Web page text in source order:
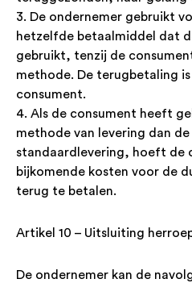
3. De ondernemer gebruikt
hetzelfde betaalmiddel dat
gebruikt, tenzij de
methode. De terugbetaling
consument.
4. Als de consument heeft
methode van levering dan
standaardlevering, hoeft de
bijkomende kosten voor de
terug te betalen.
Artikel 10 – Uitsluiting
De ondernemer kan de